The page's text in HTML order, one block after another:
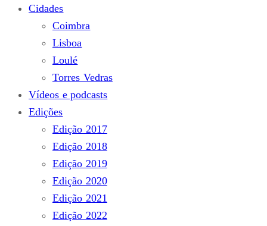
Cidades
Coimbra
Lisboa
Loulé
Torres Vedras
Vídeos e podcasts
Edições
Edição 2017
Edição 2018
Edição 2019
Edição 2020
Edição 2021
Edição 2022